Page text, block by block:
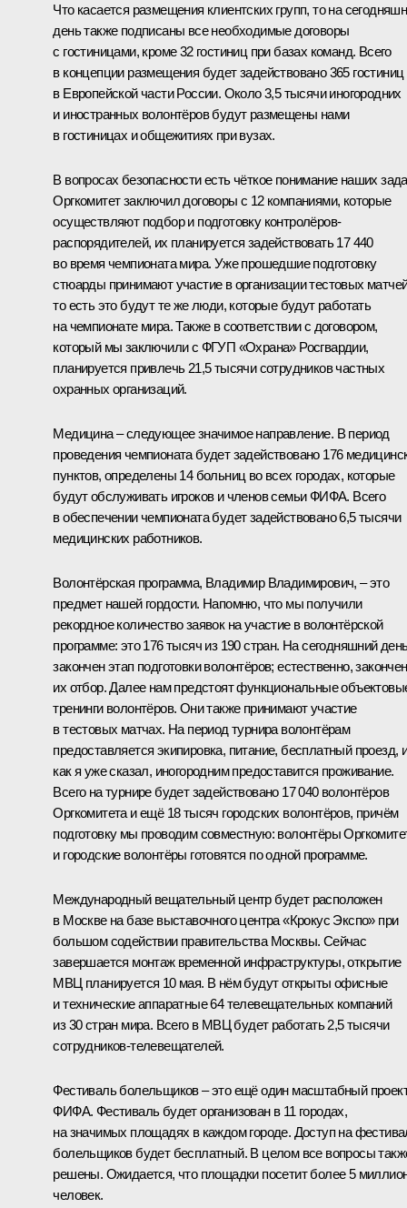
Что касается размещения клиентских групп, то на
день также подписаны все необходимые договоры
с гостиницами, кроме 32 гостиниц при базах команд. Всего
в концепции размещения будет задействовано 365 гостиниц
в Европейской части России. Около 3,5 тысячи иногородних
и иностранных волонтёров будут размещены нами
в гостиницах и общежитиях при вузах.
В вопросах безопасности есть чёткое понимание наших
Оргкомитет заключил договоры с 12 компаниями, которые
осуществляют подбор и подготовку контролёров-
распорядителей, их планируется задействовать 17 440
во время чемпионата мира. Уже прошедшие подготовку
стюарды принимают участие в организации тестовых
то есть это будут те же люди, которые будут работать
на чемпионате мира. Также в соответствии с договором,
который мы заключили с ФГУП «Охрана» Росгвардии,
планируется привлечь 21,5 тысячи сотрудников частных
охранных организаций.
Медицина – следующее значимое направление. В период
проведения чемпионата будет задействовано 176
пунктов, определены 14 больниц во всех городах, которые
будут обслуживать игроков и членов семьи ФИФА. Всего
в обеспечении чемпионата будет задействовано 6,5 тысячи
медицинских работников.
Волонтёрская программа, Владимир Владимирович, – это
предмет нашей гордости. Напомню, что мы получили
рекордное количество заявок на участие в волонтёрской
программе: это 176 тысяч из 190 стран. На сегодняшний
закончен этап подготовки волонтёров; естественно, закончен
их отбор. Далее нам предстоят функциональные
тренинги волонтёров. Они также принимают участие
в тестовых матчах. На период турнира волонтёрам
предоставляется экипировка, питание, бесплатный проезд,
как я уже сказал, иногородним предоставится проживание.
Всего на турнире будет задействовано 17 040 волонтёров
Оргкомитета и ещё 18 тысяч городских волонтёров, причём
подготовку мы проводим совместную: волонтёры
и городские волонтёры готовятся по одной программе.
Международный вещательный центр будет расположен
в Москве на базе выставочного центра «Крокус Экспо» при
большом содействии правительства Москвы. Сейчас
завершается монтаж временной инфраструктуры, открытие
МВЦ планируется 10 мая. В нём будут открыты офисные
и технические аппаратные 64 телевещательных компаний
из 30 стран мира. Всего в МВЦ будет работать 2,5 тысячи
сотрудников-телевещателей.
Фестиваль болельщиков – это ещё один масштабный
ФИФА. Фестиваль будет организован в 11 городах,
на значимых площадях в каждом городе. Доступ на
болельщиков будет бесплатный. В целом все вопросы
решены. Ожидается, что площадки посетит более 5
человек.